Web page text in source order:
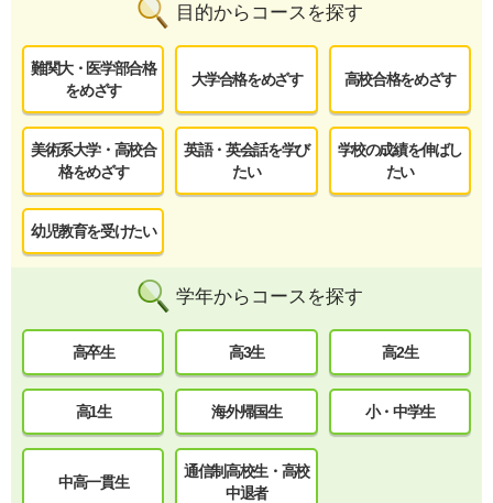
目的からコースを探す
難関大・医学部合格
をめざす
大学合格をめざす 高校合格をめざす
美術系大学・高校合
格をめざす
英語・英会話を学び
たい
学校の成績を伸ばし
たい
幼児教育を受けたい
学年からコースを探す
高卒生 高3生 高2生
高1生 海外帰国生 小・中学生
中高一貫生
通信制高校生・高校
中退者